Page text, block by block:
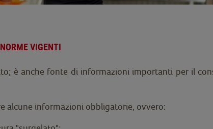
VIGENTI
è anche fonte di informazioni importanti per il
alcune informazioni obbligatorie, ovvero: